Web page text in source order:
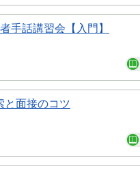
手話講習会【入門】
と面接のコツ